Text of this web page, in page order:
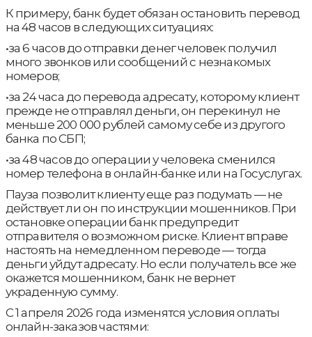
К примеру, банк будет обязан остановить перевод
на 48 часов в следующих ситуациях:
•за 6 часов до отправки денег человек получил
много звонков или сообщений с незнакомых
номеров;
•за 24 часа до перевода адресату, которому клиент
прежде не отправлял деньги, он перекинул не
меньше 200 000 рублей самому себе из другого
банка по СБП;
•за 48 часов до операции у человека сменился
номер телефона в онлайн-банке или на Госуслугах.
Пауза позволит клиенту еще раз подумать — не
действует ли он по инструкции мошенников. При
остановке операции банк предупредит
отправителя о возможном риске. Клиент вправе
настоять на немедленном переводе — тогда
деньги уйдут адресату. Но если получатель все же
окажется мошенником, банк не вернет
украденную сумму.
С 1 апреля 2026 года изменятся условия оплаты
онлайн-заказов частями: